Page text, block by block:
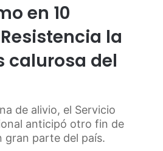
en 10
la
calurosa del
de alivio, el Servicio
anticipó otro fin de
gran parte del país.